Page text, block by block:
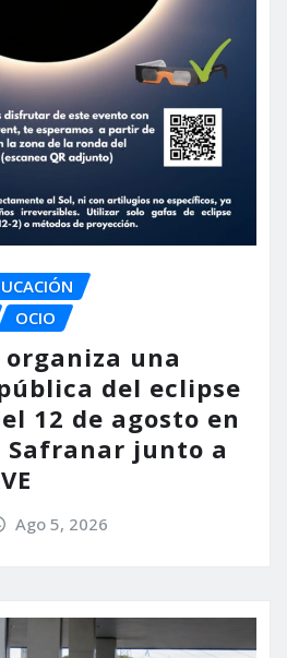
OCIO
una
del eclipse
12 de agosto en
junto a
Ago 5, 2026